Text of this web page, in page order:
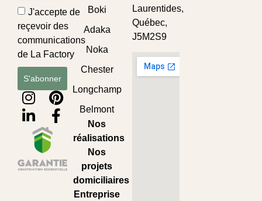
J'accepte de
reçevoir des
communications
de La Factory
S'abonner
Boki
Adaka
Noka
Chester
Longchamp
Belmont
Nos
réalisations
Nos
projets
domiciliaires
Entreprise
Laurentides,
Québec,
J5M2S9